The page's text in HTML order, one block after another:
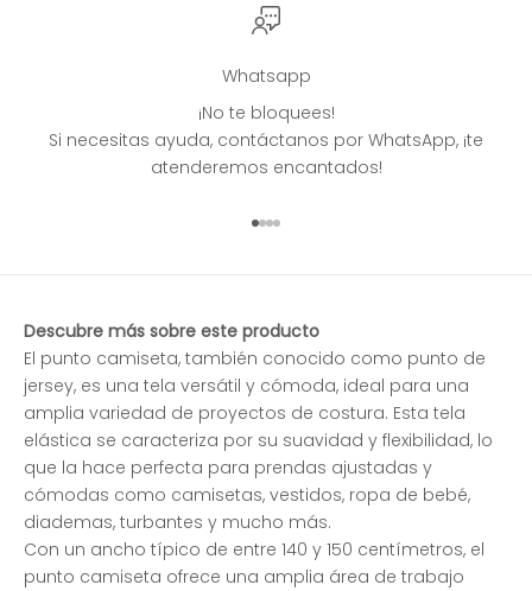
Whatsapp
¡No te bloquees!
Si necesitas ayuda, contáctanos por WhatsApp, ¡te
atenderemos encantados!
Ir al artículo 1
Ir al artículo 2
Ir al artículo 3
Ir al artículo 4
Descubre más sobre este producto
El punto camiseta, también conocido como punto de
jersey, es una tela versátil y cómoda, ideal para una
amplia variedad de proyectos de costura. Esta tela
elástica se caracteriza por su suavidad y flexibilidad, lo
que la hace perfecta para prendas ajustadas y
cómodas como camisetas, vestidos, ropa de bebé,
diademas, turbantes y mucho más.
Con un ancho típico de entre 140 y 150 centímetros, el
punto camiseta ofrece una amplia área de trabajo